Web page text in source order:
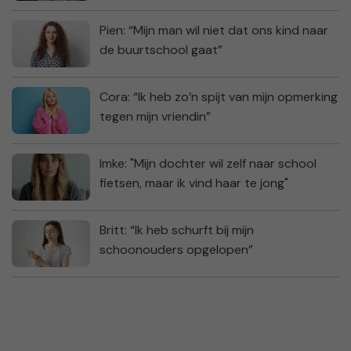
Pien: “Mijn man wil niet dat ons kind naar
de buurtschool gaat”
Cora: “Ik heb zo’n spijt van mijn opmerking
tegen mijn vriendin”
Imke: "Mijn dochter wil zelf naar school
fietsen, maar ik vind haar te jong"
Britt: “Ik heb schurft bij mijn
schoonouders opgelopen”